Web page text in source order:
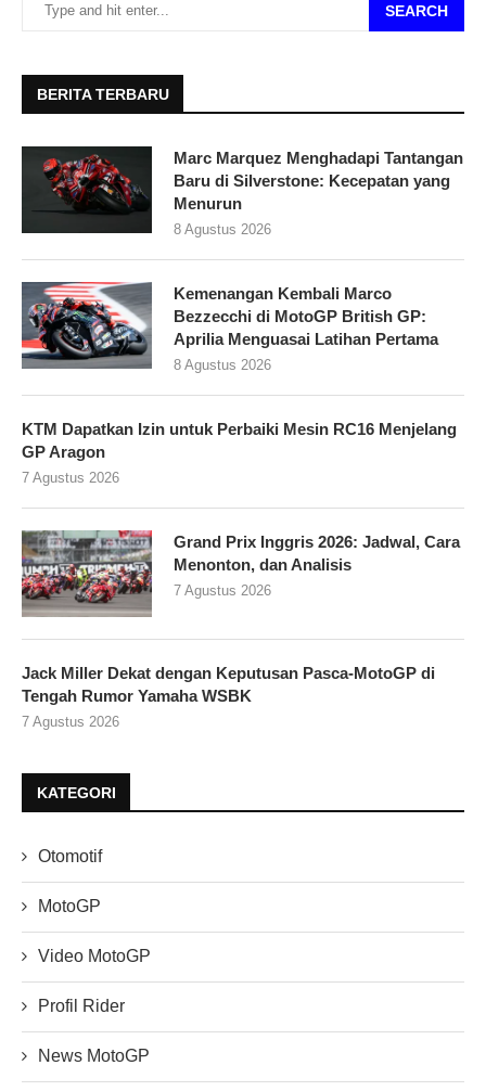
SEARCH
BERITA TERBARU
Marc Marquez Menghadapi Tantangan
Baru di Silverstone: Kecepatan yang
Menurun
8 Agustus 2026
Kemenangan Kembali Marco
Bezzecchi di MotoGP British GP:
Aprilia Menguasai Latihan Pertama
8 Agustus 2026
KTM Dapatkan Izin untuk Perbaiki Mesin RC16 Menjelang
GP Aragon
7 Agustus 2026
Grand Prix Inggris 2026: Jadwal, Cara
Menonton, dan Analisis
7 Agustus 2026
Jack Miller Dekat dengan Keputusan Pasca-MotoGP di
Tengah Rumor Yamaha WSBK
7 Agustus 2026
KATEGORI
Otomotif
MotoGP
Video MotoGP
Profil Rider
News MotoGP